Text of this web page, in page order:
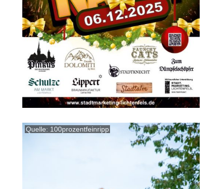
Quelle: 100prozentfeinripp